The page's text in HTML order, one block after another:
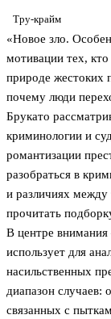
Тру-крайм
«Новое зло.
мотивации тех,
природе жестоких
почему люди
Брукато
криминологии и
романтизации
разобраться в
и различиях между
прочитать
В центре
использует для
насильственных
диапазон случаев:
связанных с